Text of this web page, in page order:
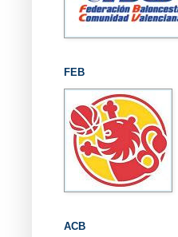
FEB
ACB